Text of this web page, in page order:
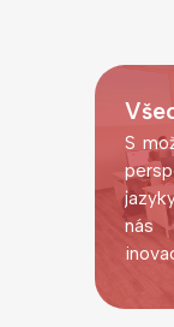
S
perspektivní
nás
inovací, jazykových
po